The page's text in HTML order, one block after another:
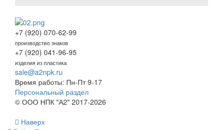
+7 (920) 070-62-99
производство знаков
+7 (920) 041-96-95
изделия из пластика
sale@a2npk.ru
Время работы: Пн-Пт 9-17
Персональный раздел
© ООО НПК "А2" 2017-2026
Наверх